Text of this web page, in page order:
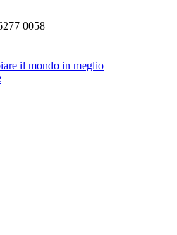
0058
il mondo in meglio